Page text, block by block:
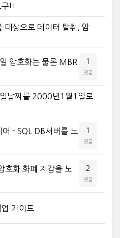
구!!
대상으로 데이터 탈취, 암
암호화는 물론 MBR
1
댓글
날짜를 2000년1월1일로
- SQL DB서버를 노
1
댓글
호화 화폐 지갑을 노
2
댓글
가이드